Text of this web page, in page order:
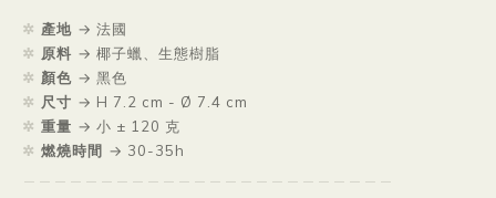
✲ 產地 → 法國
✲ 原料 → 椰子蠟、生態樹脂
✲ 顏色 → 黑色
✲ 尺寸 → H 7.2 cm - Ø 7.4 cm
✲ 重量 → 小 ± 120 克
✲ 燃燒時間 → 30-35h